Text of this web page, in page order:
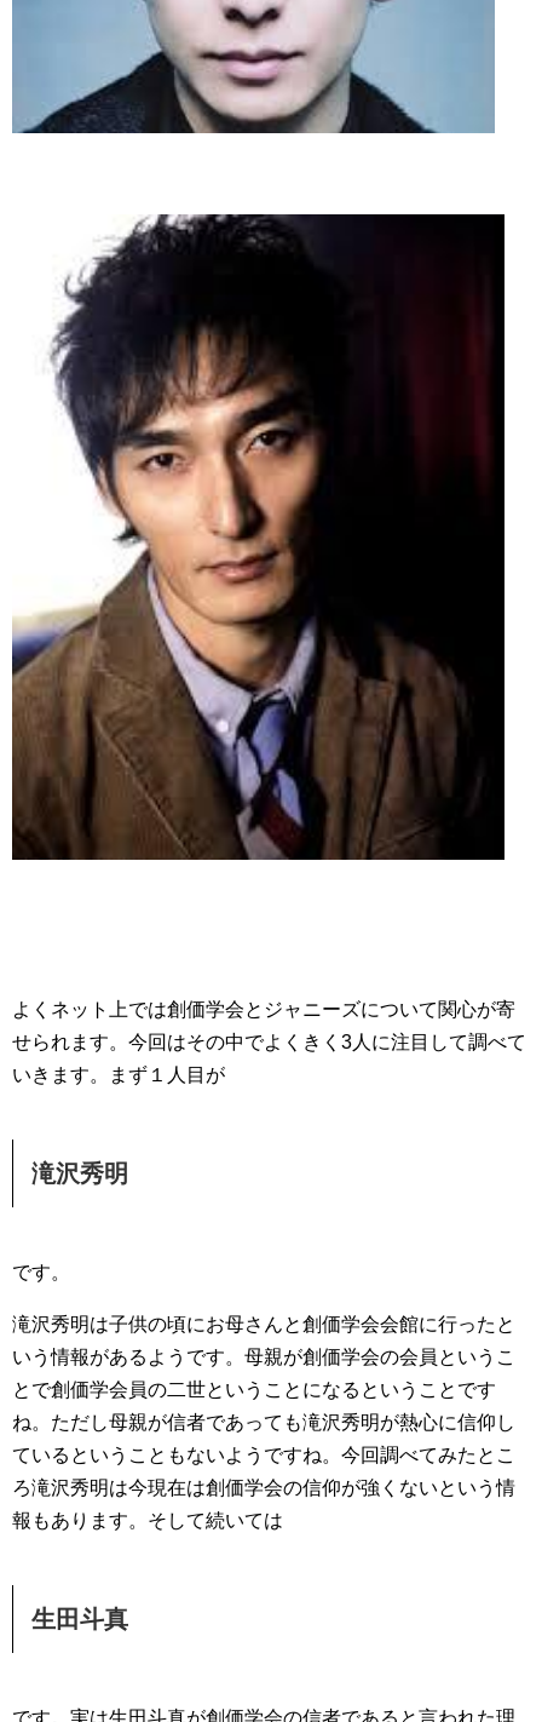
よくネット上では創価学会とジャニーズについて関心が寄
せられます。今回はその中でよくきく3人に注目して調べて
いきます。まず１人目が
滝沢秀明
です。
滝沢秀明は子供の頃にお母さんと創価学会会館に行ったと
いう情報があるようです。母親が創価学会の会員というこ
とで創価学会員の二世ということになるということです
ね。ただし母親が信者であっても滝沢秀明が熱心に信仰し
ているということもないようですね。今回調べてみたとこ
ろ滝沢秀明は今現在は創価学会の信仰が強くないという情
報もあります。そして続いては
生田斗真